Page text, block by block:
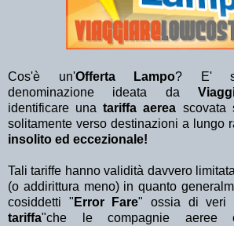
Cos'è un'Offerta Lampo? E'
denominazione ideata da
identificare unatariffa aerea scovata
solitamente verso destinazioni a lungo
insolito ed eccezionale!
Tali tariffe hanno validità davvero
(o addirittura meno) in quanto
cosiddetti " Error Fare" ossia di veri
tariffa"che le compagnie aeree